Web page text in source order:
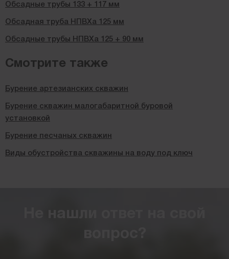
Обсадные трубы 133 + 117 мм
Обсадная труба НПВХа 125 мм
Обсадные трубы НПВХа 125 + 90 мм
Смотрите также
Бурение артезианских скважин
Бурение скважин малогабаритной буровой
установкой
Бурение песчаных скважин
Виды обустройства скважины на воду под ключ